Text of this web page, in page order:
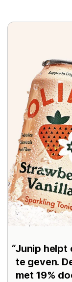
Junip helpt
te geven.
met 19%